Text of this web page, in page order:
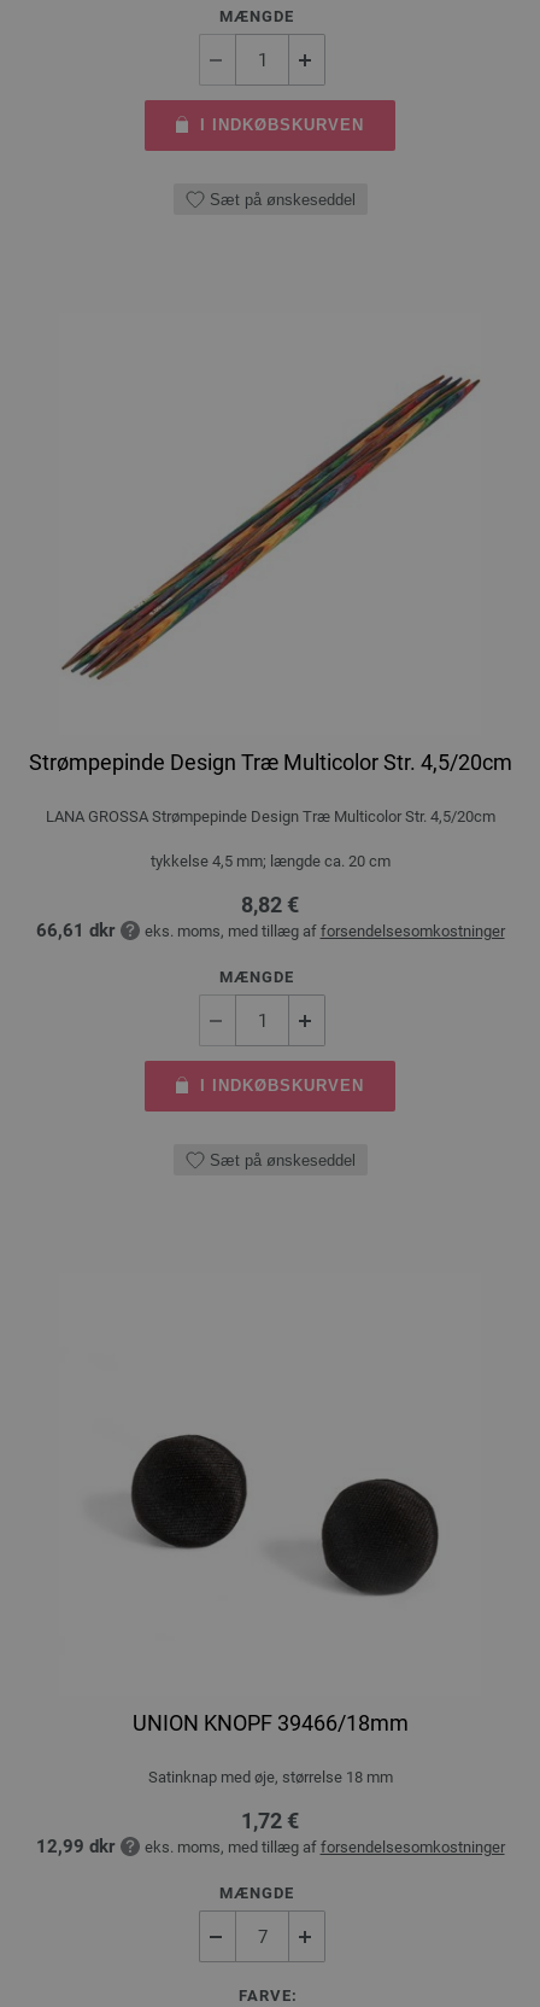
MÆNGDE
I INDKØBSKURVEN
Sæt på ønskeseddel
Strømpepinde Design Træ Multicolor Str. 4,5/20cm
LANA GROSSA Strømpepinde Design Træ Multicolor Str. 4,5/20cm
tykkelse 4,5 mm; længde ca. 20 cm
8,82 €
66,61 dkr eks. moms, med tillæg af forsendelsesomkostninger
MÆNGDE
I INDKØBSKURVEN
Sæt på ønskeseddel
UNION KNOPF 39466/18mm
Satinknap med øje, størrelse 18 mm
1,72 €
12,99 dkr eks. moms, med tillæg af forsendelsesomkostninger
MÆNGDE
FARVE: